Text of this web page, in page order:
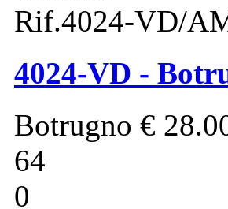
Rif.4024-VD/
4024-VD -
Botrugno €
64
0